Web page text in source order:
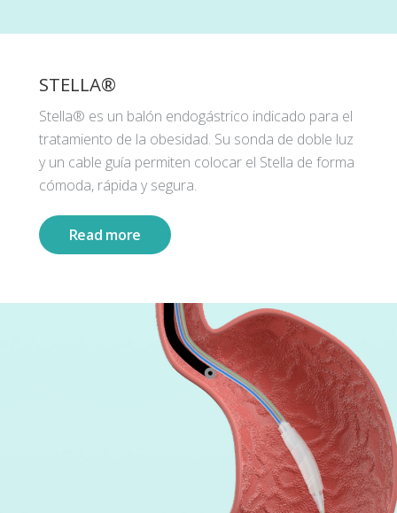
STELLA®
Stella® es un balón endogástrico indicado para el
tratamiento de la obesidad. Su sonda de doble luz
y un cable guía permiten colocar el Stella de forma
cómoda, rápida y segura.
Read more